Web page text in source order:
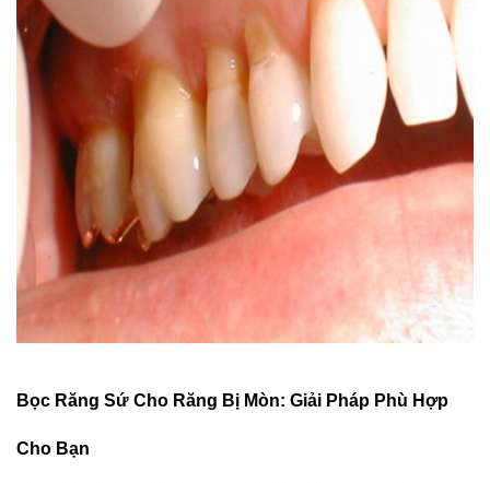
Bọc Răng Sứ Cho Răng Bị Mòn: Giải Pháp Phù Hợp
Cho Bạn